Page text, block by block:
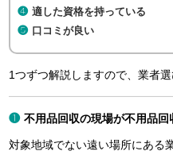
適した資格を持っている
口コミが良い
1つずつ解説しますので、業者
不用品回収の現場が不用品
対象地域でない遠い場所にある